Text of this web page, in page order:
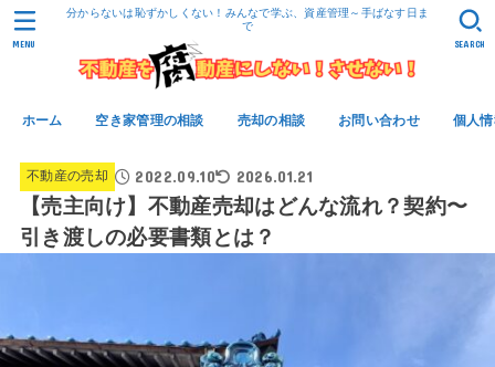
分からないは恥ずかしくない！みんなで学ぶ、資産管理～手ばなす日ま
で
ホーム 空き家管理の相談 売却の相談 お問い合わせ 個人
SEARCH
MENU
不動産の売却 2022.09.10 2026.01.21
【売主向け】不動産売却はどんな流れ？契約〜
引き渡しの必要書類とは？